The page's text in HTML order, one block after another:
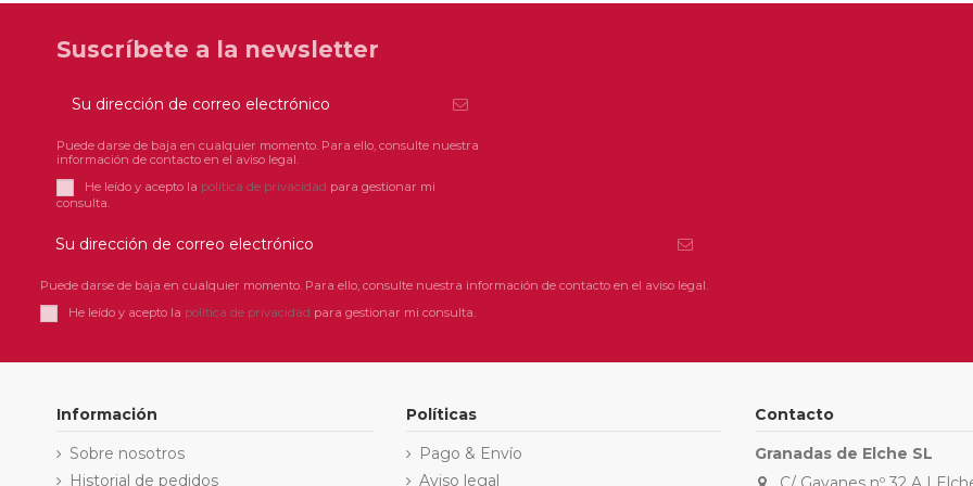
Suscríbete a la newsletter
Puede darse de baja en cualquier momento. Para ello, consulte nuestra
información de contacto en el aviso legal.
He leído y acepto la política de privacidad para gestionar mi
consulta.
Puede darse de baja en cualquier momento. Para ello, consulte nuestra información de contacto en el aviso legal.
He leído y acepto la política de privacidad para gestionar mi consulta.
Información
Sobre nosotros
Historial de pedidos
Políticas
Pago & Envío
Aviso legal
Contacto
Granadas de Elche SL